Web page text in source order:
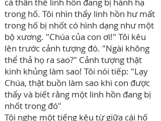
trong hố. Tôi nhìn thấy linh hồn hư mất
trong hố bị nhốt có hình dạng như một
bộ xương. "Chúa của con ơi!" Tôi kêu
lên trước cảnh tượng đó. "Ngài không
thể thả họ ra sao?" Cảnh tượng thật
kinh khủng làm sao! Tôi nói tiếp: "Lạy
Chúa, thật buồn làm sao khi con được
thấy và biết rằng một linh hồn đang bị
nhốt trong đó"
Tôi nghe một tiếng kêu từ giữa cái hố